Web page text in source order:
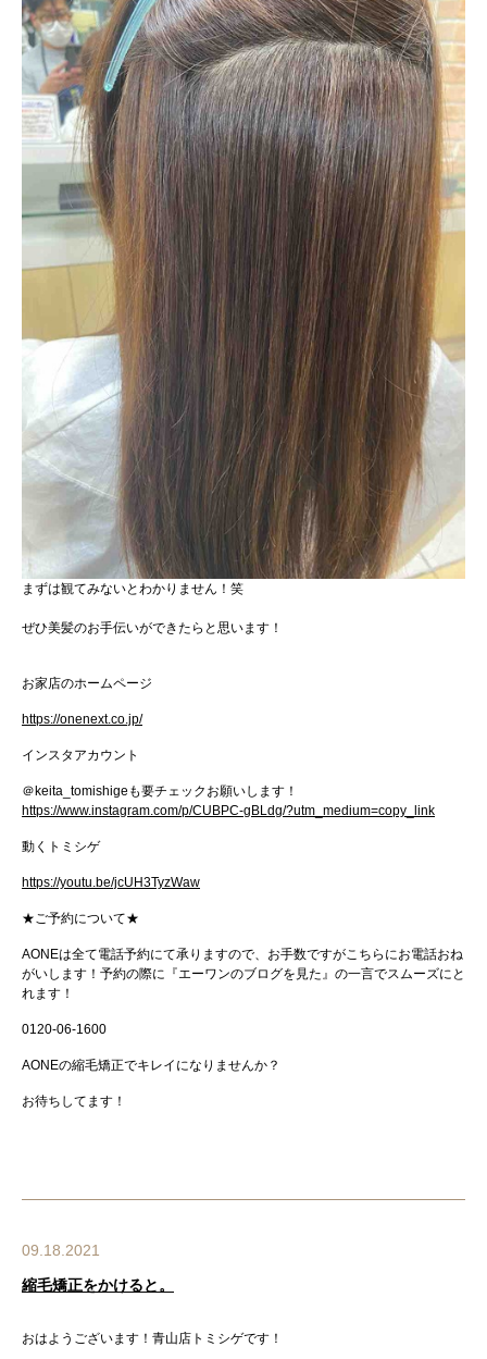
まずは観てみないとわかりません！笑
ぜひ美髪のお手伝いができたらと思います！
お家店のホームページ
https://onenext.co.jp/
インスタアカウント
＠keita_tomishige も要チェックお願いします！
https://www.instagram.com/p/CUBPC-gBLdg/?utm_medium=copy_link
動くトミシゲ
https://youtu.be/jcUH3TyzWaw
★ ご予約について★
AONEは全て電話予約にて承りますので、お手数ですがこちらにお電話おね
がいします！ 予約の際に『エーワンのブログを見た』の一言でスムーズにと
れます！
0120-06-1600
AONEの縮毛矯正でキレイになりませんか？
お待ちしてます！
09.18.2021
縮毛矯正をかけると。
おはようございます！青山店トミシゲです！